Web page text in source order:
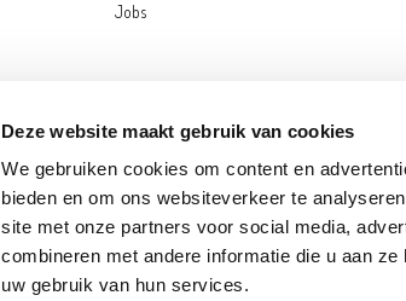
Deze website maakt gebruik van cookies
We gebruiken cookies om content en
bieden en om ons websiteverkeer te
site met onze partners voor social media,
combineren met andere informatie die u aan
uw gebruik van hun services.
Jobs
AARSCHOT DOORNIK